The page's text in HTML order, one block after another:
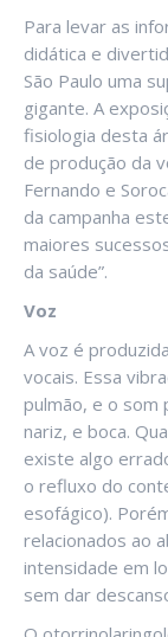
Para levar as
didática e
São Paulo uma
gigante. A
fisiologia desta
de produção da
Fernando e
da campanha
maiores
da saúde”.
Voz
A voz é
vocais. Essa
pulmão, e o som
nariz, e boca.
existe algo
o refluxo do
esofágico).
relacionados ao
intensidade em
sem dar